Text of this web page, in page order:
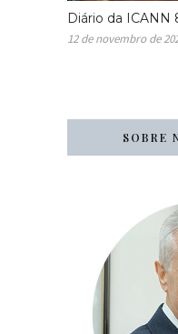
Diário da ICANN
12 de novembro de
SOBRE